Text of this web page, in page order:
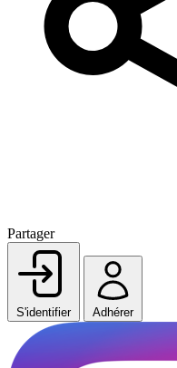
Partager
S'identifier Adhérer